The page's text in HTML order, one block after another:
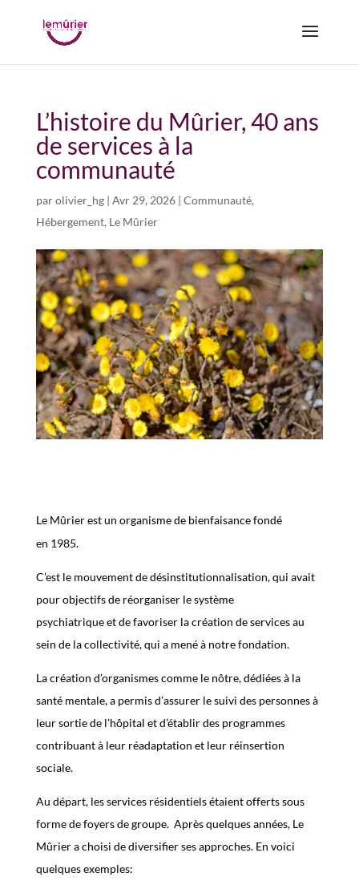
L’histoire du Mûrier, 40 ans
de services à la
communauté
parolivier_hg| Avr 29, 2026| Communauté,
Hébergement, Le Mûrier
Le Mûrierest un organisme de bienfaisancefondé
en 1985.
C’est le mouvement dedésinstitutionnalisation, qui avait
pour objectifs de réorganiser le système
psychiatriqueetde favoriser la création de servicesau
sein dela collectivité, qui a mené à notre fondation.
La création d’organismes comme le nôtre, dédiées à la
santé mentale,a permisd’assurer le suivi des personnes à
leursortie de l’hôpital et d’établir des programmes
contribuant à leurréadaptation et leurréinsertion
sociale.
Au départ,les services résidentiels étaient offerts sous
forme de foyers de groupe. Après quelques années, Le
Mûriera choisi de diversifier ses approches. En voici
quelques exemples: